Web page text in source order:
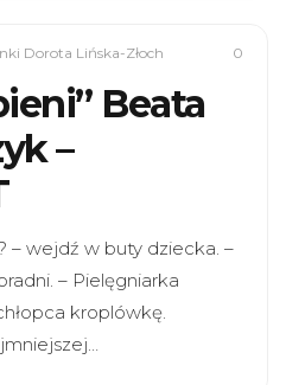
Dorota Lińska-Złoch 0
Beata
–
– wejdź w buty dziecka. –
– Pielęgniarka
kroplówkę.